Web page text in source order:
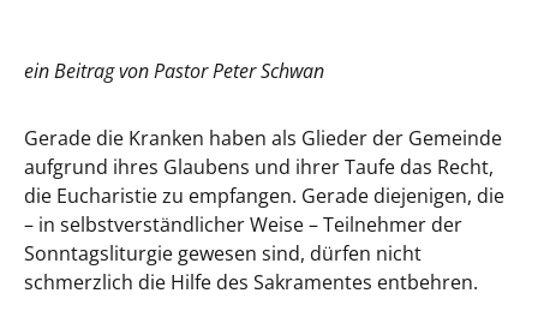
ein Beitrag von Pastor Peter Schwan
Gerade die Kranken haben als Glieder der Gemeinde
aufgrund ihres Glaubens und ihrer Taufe das Recht,
die Eucharistie zu empfangen. Gerade diejenigen, die
– in selbstverständlicher Weise – Teilnehmer der
Sonntagsliturgie gewesen sind, dürfen nicht
schmerzlich die Hilfe des Sakramentes entbehren.